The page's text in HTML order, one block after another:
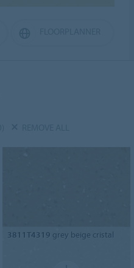
3811T4319 grey beige cristal